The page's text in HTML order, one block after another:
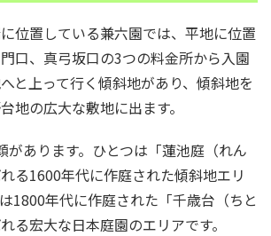
位置している兼六園では、平地に位置
口、真弓坂口の3つの料金所から入園
と上って行く傾斜地があり、傾斜地を
地の広大な敷地に出ます。
があります。ひとつは「蓮池庭（れん
る1600年代に作庭された傾斜地エリ
1800年代に作庭された「千歳台（ちと
る宏大な日本庭園のエリアです。